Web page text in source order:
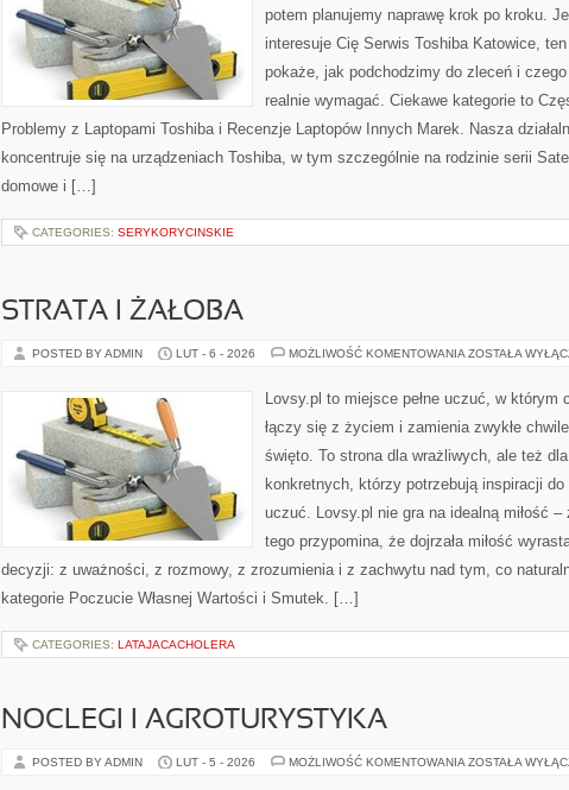
potem planujemy naprawę krok po kroku.
interesuje Cię Serwis Toshiba Katowice,
pokaże, jak podchodzimy do zleceń i
realnie wymagać. Ciekawe kategorie to
Problemy z Laptopami Toshiba i Recenzje Laptopów Innych Marek. Nasza
koncentruje się na urządzeniach Toshiba, w tym szczególnie na rodzinie serii
domowe i […]
CATEGORIES: SERYKORYCINSKIE
STRATA I ŻAŁOBA
POSTED BY ADMIN LUT - 6 - 2026 MOŻLIWOŚĆ KOMENTOWANIA STRATA
ZOSTAŁA
Lovsy.pl to miejsce pełne uczuć, w którym
łączy się z życiem i zamienia zwykłe chwile
święto. To strona dla wrażliwych, ale też dla
konkretnych, którzy potrzebują inspiracji do
uczuć. Lovsy.pl nie gra na idealną miłość –
tego przypomina, że dojrzała miłość
decyzji: z uważności, z rozmowy, z zrozumienia i z zachwytu nad tym, co
kategorie Poczucie Własnej Wartości i Smutek. […]
CATEGORIES: LATAJACACHOLERA
NOCLEGI I AGROTURYSTYKA
POSTED BY ADMIN LUT - 5 - 2026 MOŻLIWOŚĆ KOMENTOWANIA NOCLEGI
ZOSTAŁA